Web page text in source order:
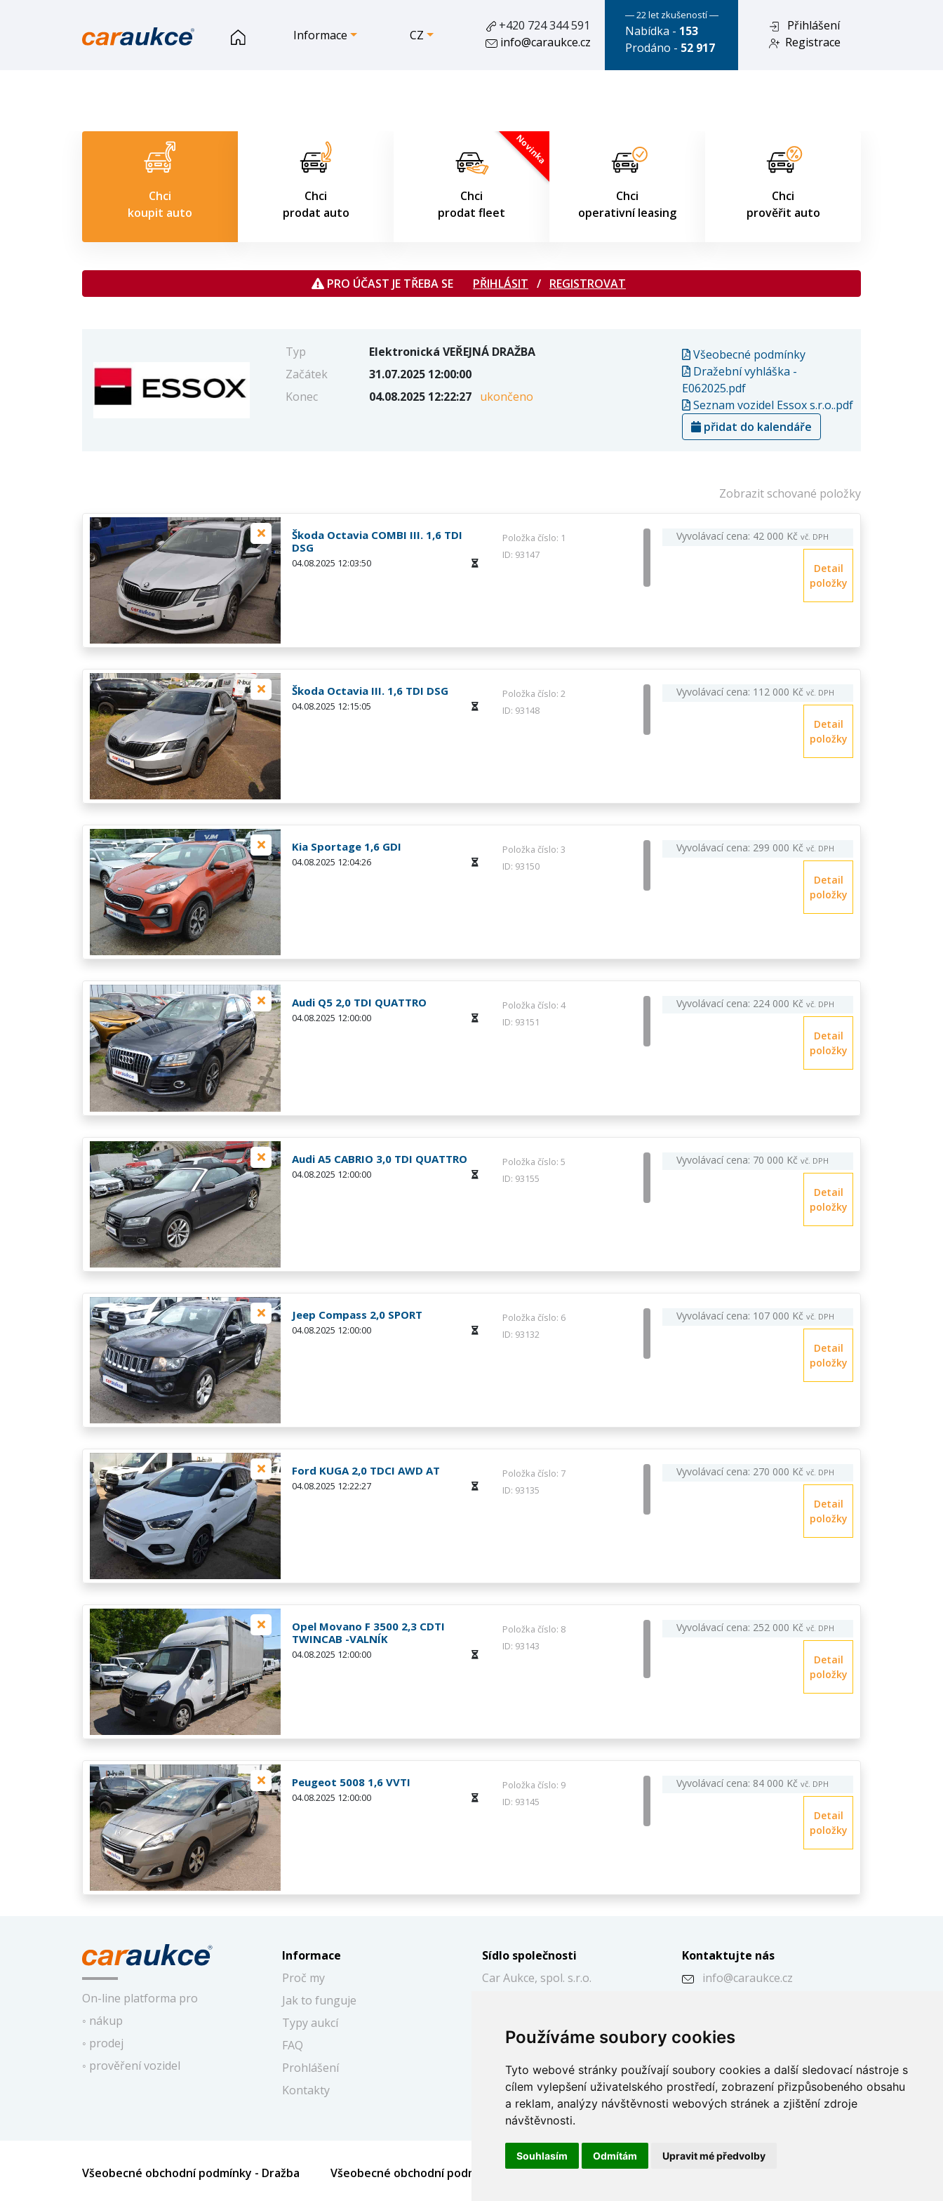
Používáme soubory cookies
Tyto webové stránky používají soubory cookies a další sledovací nástroje s
cílem vylepšení uživatelského prostředí, zobrazení přizpůsobeného obsahu
a reklam, analýzy návštěvnosti webových stránek a zjištění zdroje
návštěvnosti.
Souhlasím Odmítám Upravit mé předvolby
Informace CZ
+420 724 344 591
info@caraukce.cz
― 22 let zkušeností ―
Nabídka - 153
Prodáno - 52 917
Přihlášení
Registrace
Chci
koupit auto
Chci
prodat auto
Novinka
Chci
prodat fleet
Chci
operativní leasing
Chci
prověřit auto
PRO ÚČAST JE TŘEBA SE PŘIHLÁSIT / REGISTROVAT
Typ
Elektronická VEŘEJNÁ DRAŽBA
Začátek
31.07.2025 12:00:00
Konec
04.08.2025 12:22:27 ukončeno
Všeobecné podmínky
Dražební vyhláška -
E062025.pdf
Seznam vozidel Essox s.r.o..pdf
přidat do kalendáře
Zobrazit schované položky
Škoda Octavia COMBI III. 1,6 TDI
DSG
04.08.2025 12:03:50
Položka číslo: 1
ID: 93147
Vyvolávací cena: 42 000 Kč vč. DPH
Detail
položky
Škoda Octavia III. 1,6 TDI DSG
04.08.2025 12:15:05
Položka číslo: 2
ID: 93148
Vyvolávací cena: 112 000 Kč vč. DPH
Detail
položky
Kia Sportage 1,6 GDI
04.08.2025 12:04:26
Položka číslo: 3
ID: 93150
Vyvolávací cena: 299 000 Kč vč. DPH
Detail
položky
Audi Q5 2,0 TDI QUATTRO
04.08.2025 12:00:00
Položka číslo: 4
ID: 93151
Vyvolávací cena: 224 000 Kč vč. DPH
Detail
položky
Audi A5 CABRIO 3,0 TDI QUATTRO
04.08.2025 12:00:00
Položka číslo: 5
ID: 93155
Vyvolávací cena: 70 000 Kč vč. DPH
Detail
položky
Jeep Compass 2,0 SPORT
04.08.2025 12:00:00
Položka číslo: 6
ID: 93132
Vyvolávací cena: 107 000 Kč vč. DPH
Detail
položky
Ford KUGA 2,0 TDCI AWD AT
04.08.2025 12:22:27
Položka číslo: 7
ID: 93135
Vyvolávací cena: 270 000 Kč vč. DPH
Detail
položky
Opel Movano F 3500 2,3 CDTI
TWINCAB -VALNÍK
04.08.2025 12:00:00
Položka číslo: 8
ID: 93143
Vyvolávací cena: 252 000 Kč vč. DPH
Detail
položky
Peugeot 5008 1,6 VVTI
04.08.2025 12:00:00
Položka číslo: 9
ID: 93145
Vyvolávací cena: 84 000 Kč vč. DPH
Detail
položky
On-line platforma pro
◦ nákup
◦ prodej
◦ prověření vozidel
Informace
Proč my
Jak to funguje
Typy aukcí
FAQ
Prohlášení
Kontakty
Sídlo společnosti
Car Aukce, spol. s.r.o.
IČ: 26972697
DIČ: CZ 26972697
Kontaktujte nás
info@caraukce.cz
Všeobecné obchodní podmínky - Dražba Všeobecné obchodní podmínky - Soutěž Ochrana osobních údajů